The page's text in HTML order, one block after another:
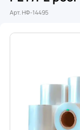
Арт. НФ-14495